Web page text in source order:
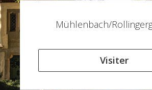
Mühlenbach/
Visiter